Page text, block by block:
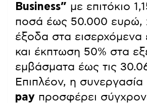
Business” με επιτόκιο
ποσά έως 50.000 ευρώ,
έξοδα στα εισερχόμενα
και έκπτωση 50% στα
εμβάσματα έως τις
Επιπλέον, η συνεργασία
pay προσφέρει